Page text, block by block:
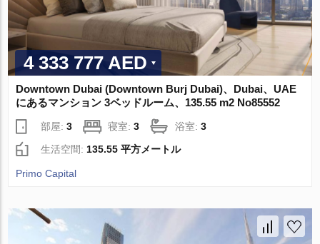
4 333 777 AED
Downtown Dubai (Downtown Burj Dubai)、Dubai、UAE
にあるマンション 3ベッドルーム、135.55 m2 No85552
部屋:3 寝室:3 浴室:3
生活空間: 135.55 平方メートル
Primo Capital